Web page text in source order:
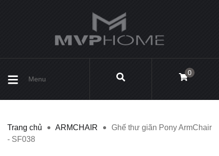
Menu
0
Trang chủ ARMCHAIR
Ghế thư giãn Pony ArmChair
- SF038